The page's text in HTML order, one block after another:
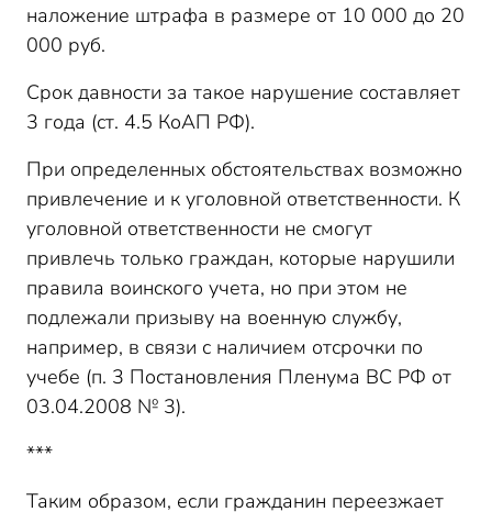
наложение штрафа в размере от 10 000 до 20
000 руб.
Срок давности за такое нарушение составляет
3 года (ст. 4.5 КоАП РФ).
При определенных обстоятельствах возможно
привлечение и к уголовной ответственности. К
уголовной ответственности не смогут
привлечь только граждан, которые нарушили
правила воинского учета, но при этом не
подлежали призыву на военную службу,
например, в связи с наличием отсрочки по
учебе (п. 3 Постановления Пленума ВС РФ от
03.04.2008 № 3).
***
Таким образом, если гражданин переезжает